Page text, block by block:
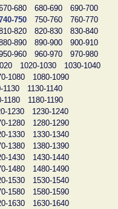
680 680-690
690-700
750 750-760
760-770
820 820-830
830-840
890 890-900
900-910
960 960-970
970-980
1020-1030
1030-1040
1080
1080-1090
1130
1130-1140
1180
1180-1190
1230
1230-1240
1280
1280-1290
1330
1330-1340
1380
1380-1390
1430
1430-1440
1480
1480-1490
1530
1530-1540
1580
1580-1590
1630
1630-1640